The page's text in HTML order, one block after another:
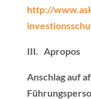
http://
III. Apropos
Anschlag auf